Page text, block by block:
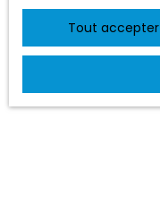
Tout accepter